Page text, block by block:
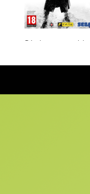
– Développez et
Multijoueurs